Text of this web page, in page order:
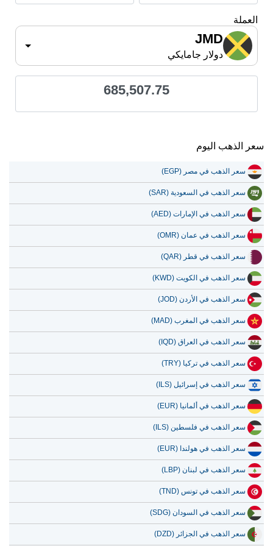
العملة
JMD
دولار جامايكي
685,507.75
سعر الذهب اليوم
سعر الذهب في مصر (EGP)
سعر الذهب في السعودية (SAR)
سعر الذهب في الإمارات (AED)
سعر الذهب في عمان (OMR)
سعر الذهب في قطر (QAR)
سعر الذهب في الكويت (KWD)
سعر الذهب في الأردن (JOD)
سعر الذهب في المغرب (MAD)
سعر الذهب في العراق (IQD)
سعر الذهب في تركيا (TRY)
سعر الذهب في إسرائيل (ILS)
سعر الذهب في ألمانيا (EUR)
سعر الذهب في فلسطين (ILS)
سعر الذهب في هولندا (EUR)
سعر الذهب في لبنان (LBP)
سعر الذهب في تونس (TND)
سعر الذهب في السودان (SDG)
سعر الذهب في الجزائر (DZD)